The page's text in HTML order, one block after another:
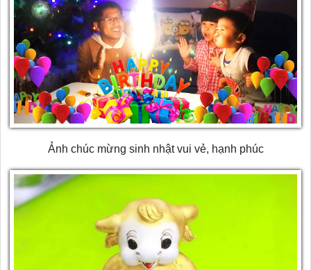
Ảnh chúc mừng sinh nhật vui vẻ, hạnh phúc